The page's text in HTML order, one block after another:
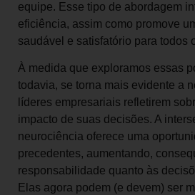
equipe. Esse tipo de abordagem
eficiência, assim como promove
saudável e satisfatório para todos
À medida que exploramos essas
todavia, se torna mais evidente a
líderes empresariais refletirem
impacto de suas decisões. A
neurociência oferece uma
precedentes, aumentando,
responsabilidade quanto às
Elas agora podem (e devem) ser